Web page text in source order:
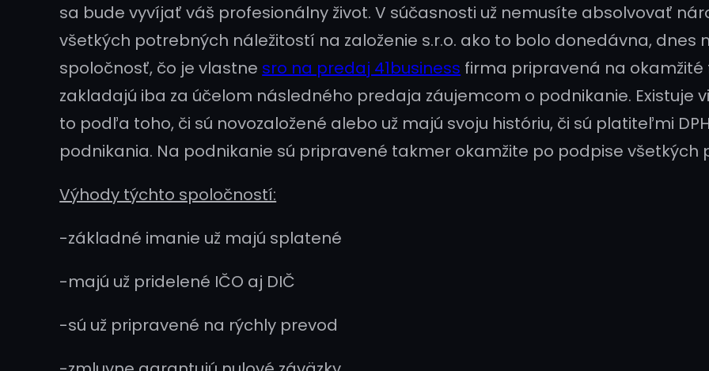
sa bude vyvíjať váš profesionálny život. V súčasnosti už nemusíte absolvovať
všetkých potrebných náležitostí na založenie s.r.o. ako to bolo donedávna,
spoločnosť, čo je vlastne sro na predaj 41business firma pripravená na
zakladajú iba za účelom následného predaja záujemcom o podnikanie. Existuje
to podľa toho, či sú novozaložené alebo už majú svoju históriu, či sú platiteľmi
podnikania. Na podnikanie sú pripravené takmer okamžite po podpise
Výhody týchto spoločností:
-základné imanie už majú splatené
-majú už pridelené IČO aj DIČ
-sú už pripravené na rýchly prevod